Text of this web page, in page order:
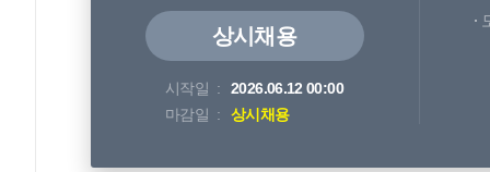
상시채용
시작일
2026.06.12 00:00
마감일
상시채용